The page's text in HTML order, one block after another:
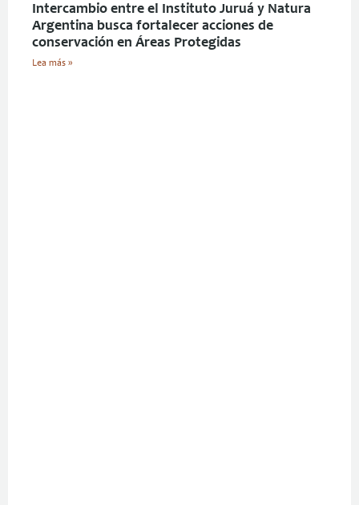
Intercambio entre el Instituto Juruá y Natura
Argentina busca fortalecer acciones de
conservación en Áreas Protegidas
Lea más »